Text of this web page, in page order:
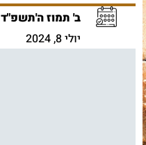
ב' תמוז ה'תשפ"ד
יולי 8, 2024